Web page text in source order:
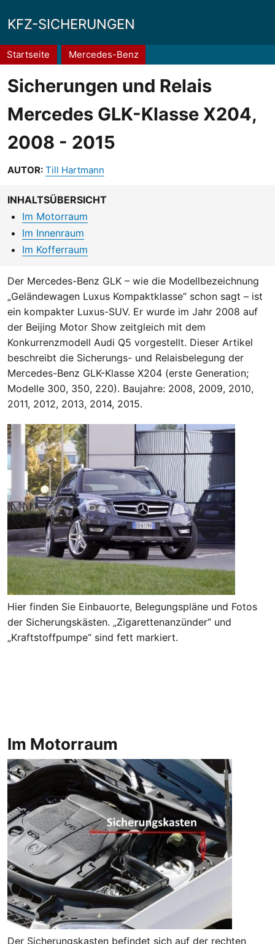
KFZ-SICHERUNGEN
Pfadnavigation
Startseite Mercedes-Benz
Sicherungen und Relais
Mercedes GLK-Klasse X204,
2008 - 2015
AUTOR: Till Hartmann
INHALTSÜBERSICHT
Im Motorraum
Im Innenraum
Im Kofferraum
Der Mercedes-Benz GLK – wie die Modellbezeichnung
„Geländewagen Luxus Kompaktklasse“ schon sagt – ist
ein kompakter Luxus-SUV. Er wurde im Jahr 2008 auf
der Beijing Motor Show zeitgleich mit dem
Konkurrenzmodell Audi Q5 vorgestellt. Dieser Artikel
beschreibt die Sicherungs- und Relaisbelegung der
Mercedes-Benz GLK-Klasse X204 (erste Generation;
Modelle 300, 350, 220). Baujahre: 2008, 2009, 2010,
2011, 2012, 2013, 2014, 2015.
Hier finden Sie Einbauorte, Belegungspläne und Fotos
der Sicherungskästen. „Zigarettenanzünder“ und
„Kraftstoffpumpe“ sind fett markiert.
Im Motorraum
Der Sicherungskasten befindet sich auf der rechten